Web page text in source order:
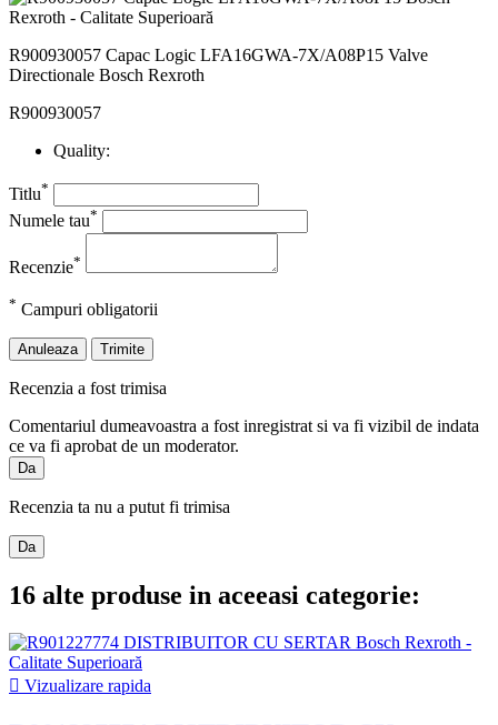
R900930057 Capac Logic LFA16GWA-7X/A08P15 Valve
Directionale Bosch Rexroth
R900930057
Quality:
Titlu*
Numele tau*
Recenzie*
* Campuri obligatorii
Anuleaza Trimite
Recenzia a fost trimisa
Comentariul dumeavoastra a fost inregistrat si va fi vizibil de indata
ce va fi aprobat de un moderator.
Da
Recenzia ta nu a putut fi trimisa
Da
16 alte produse in aceeasi categorie:
 Vizualizare rapida